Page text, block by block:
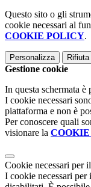
Questo sito o gli
cookie necessari al
COOKIE POLICY.
Personalizza
Gestione cookie
In questa schermata
I cookie necessari
piattaforma e non è
Per conoscere quali
visionare la
Cookie necessari per
I cookie necessari per